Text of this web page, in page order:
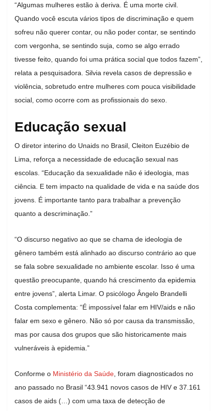
“Algumas mulheres estão à deriva. É uma morte civil.
Quando você escuta vários tipos de discriminação e quem
sofreu não querer contar, ou não poder contar, se sentindo
com vergonha, se sentindo suja, como se algo errado
tivesse feito, quando foi uma prática social que todos fazem”,
relata a pesquisadora. Silvia revela casos de depressão e
violência, sobretudo entre mulheres com pouca visibilidade
social, como ocorre com as profissionais do sexo.
Educação sexual
O diretor interino do Unaids no Brasil, Cleiton Euzébio de
Lima, reforça a necessidade de educação sexual nas
escolas. “Educação da sexualidade não é ideologia, mas
ciência. E tem impacto na qualidade de vida e na saúde dos
jovens. É importante tanto para trabalhar a prevenção
quanto a descriminação.”
“O discurso negativo ao que se chama de ideologia de
gênero também está alinhado ao discurso contrário ao que
se fala sobre sexualidade no ambiente escolar. Isso é uma
questão preocupante, quando há crescimento da epidemia
entre jovens”, alerta Limar. O psicólogo Ângelo Brandelli
Costa complementa: “É impossível falar em HIV/aids e não
falar em sexo e gênero. Não só por causa da transmissão,
mas por causa dos grupos que são historicamente mais
vulneráveis à epidemia.”
Conforme o Ministério da Saúde , foram diagnosticados no
ano passado no Brasil “43.941 novos casos de HIV e 37.161
casos de aids (…) com uma taxa de detecção de